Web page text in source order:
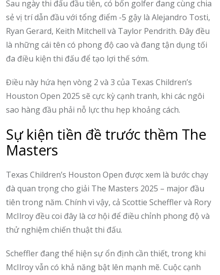
Sau ngày thi đấu đầu tiên, có bốn golfer đang cùng chia
sẻ vị trí dẫn đầu với tổng điểm -5 gậy là Alejandro Tosti,
Ryan Gerard, Keith Mitchell và Taylor Pendrith. Đây đều
là những cái tên có phong độ cao và đang tận dụng tối
đa điều kiện thi đấu để tạo lợi thế sớm.
Điều này hứa hẹn vòng 2 và 3 của Texas Children’s
Houston Open 2025 sẽ cực kỳ cạnh tranh, khi các ngôi
sao hàng đầu phải nỗ lực thu hẹp khoảng cách.
Sự kiện tiền đề trước thềm The
Masters
Texas Children’s Houston Open được xem là bước chạy
đà quan trọng cho giải The Masters 2025 – major đầu
tiên trong năm. Chính vì vậy, cả Scottie Scheffler và Rory
McIlroy đều coi đây là cơ hội để điều chỉnh phong độ và
thử nghiệm chiến thuật thi đấu.
Scheffler đang thể hiện sự ổn định cần thiết, trong khi
McIlroy vẫn có khả năng bật lên mạnh mẽ. Cuộc cạnh